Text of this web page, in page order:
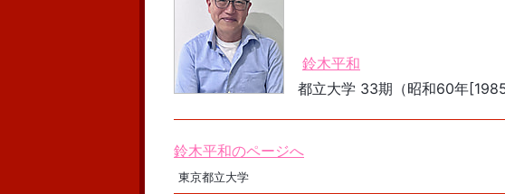
鈴木平和
都立大学 33期（昭和60年
鈴木平和のページへ
東京都立大学